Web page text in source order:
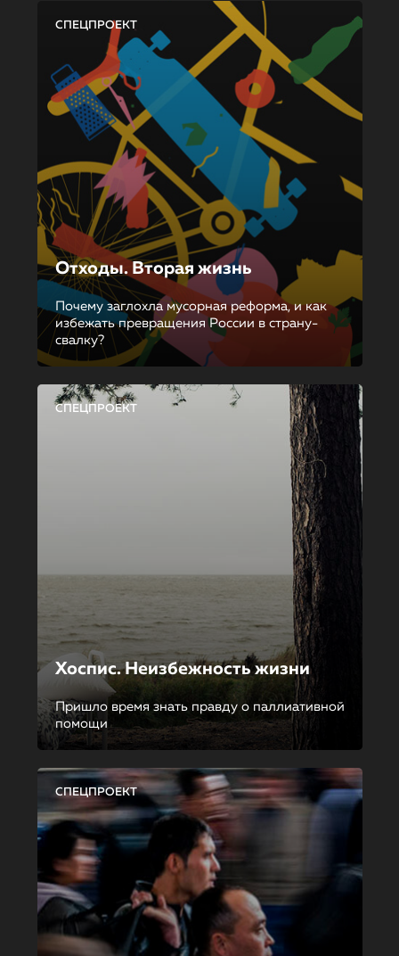
СПЕЦПРОЕКТ
Отходы. Вторая жизнь
Почему заглохла мусорная реформа, и как
избежать превращения России в страну-
свалку?
СПЕЦПРОЕКТ
Хоспис. Неизбежность жизни
Пришло время знать правду о паллиативной
помощи
СПЕЦПРОЕКТ